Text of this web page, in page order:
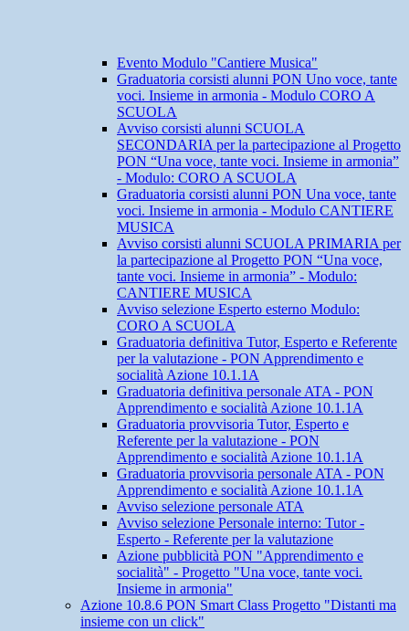
Evento Modulo "Cantiere Musica"
Graduatoria corsisti alunni PON Uno voce, tante
voci. Insieme in armonia - Modulo CORO A
SCUOLA
Avviso corsisti alunni SCUOLA
SECONDARIA per la partecipazione al Progetto
PON “Una voce, tante voci. Insieme in armonia”
- Modulo: CORO A SCUOLA
Graduatoria corsisti alunni PON Una voce, tante
voci. Insieme in armonia - Modulo CANTIERE
MUSICA
Avviso corsisti alunni SCUOLA PRIMARIA per
la partecipazione al Progetto PON “Una voce,
tante voci. Insieme in armonia” - Modulo:
CANTIERE MUSICA
Avviso selezione Esperto esterno Modulo:
CORO A SCUOLA
Graduatoria definitiva Tutor, Esperto e Referente
per la valutazione - PON Apprendimento e
socialità Azione 10.1.1A
Graduatoria definitiva personale ATA - PON
Apprendimento e socialità Azione 10.1.1A
Graduatoria provvisoria Tutor, Esperto e
Referente per la valutazione - PON
Apprendimento e socialità Azione 10.1.1A
Graduatoria provvisoria personale ATA - PON
Apprendimento e socialità Azione 10.1.1A
Avviso selezione personale ATA
Avviso selezione Personale interno: Tutor -
Esperto - Referente per la valutazione
Azione pubblicità PON "Apprendimento e
socialità" - Progetto "Una voce, tante voci.
Insieme in armonia"
Azione 10.8.6 PON Smart Class Progetto "Distanti ma
insieme con un click"